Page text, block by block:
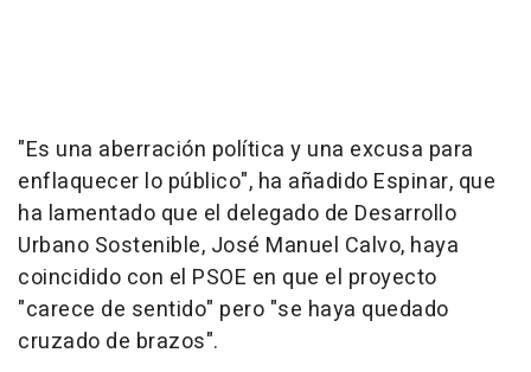
"Es una aberración política y una excusa para
enflaquecer lo público", ha añadido Espinar, que
ha lamentado que el delegado de Desarrollo
Urbano Sostenible, José Manuel Calvo, haya
coincidido con el PSOE en que el proyecto
"carece de sentido" pero "se haya quedado
cruzado de brazos".